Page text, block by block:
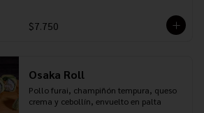
$7.750
Osaka Roll
Pollo furai, champiñón tempura, queso
crema y cebollín, envuelto en palta